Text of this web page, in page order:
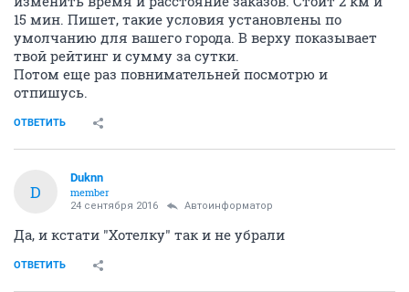
15 мин. Пишет, такие условия установлены по
умолчанию для вашего города. В верху показывает
твой рейтинг и сумму за сутки.
Потом еще раз повнимательней посмотрю и
отпишусь.
ОТВЕТИТЬ
D
Duknn
member
24 сентября 2016 Автоинформатор
Да, и кстати "Хотелку" так и не убрали
ОТВЕТИТЬ